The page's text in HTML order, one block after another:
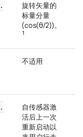
.
旋转矢量的
标量分量
(cos(θ/2))。
1
不适用
.
自传感器激
活后上一次
重新启动以